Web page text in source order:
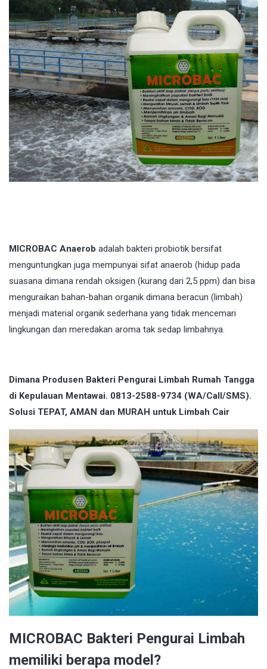
MICROBAC Anaerob adalah bakteri probiotik bersifat
menguntungkan juga mempunyai sifat anaerob (hidup pada
suasana dimana rendah oksigen (kurang dari 2,5 ppm) dan bisa
menguraikan bahan-bahan organik dimana beracun (limbah)
menjadi material organik sederhana yang tidak mencemari
lingkungan dan meredakan aroma tak sedap limbahnya.
Dimana Produsen Bakteri Pengurai Limbah Rumah Tangga
di Kepulauan Mentawai. 0813-2588-9734 (WA/Call/SMS).
Solusi TEPAT, AMAN dan MURAH untuk Limbah Cair
MICROBAC Bakteri Pengurai Limbah
memiliki berapa model?